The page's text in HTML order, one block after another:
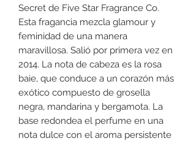
Secret de Five Star Fragrance Co.
Esta fragancia mezcla glamour y
feminidad de una manera
maravillosa. Salió por primera vez en
2014. La nota de cabeza es la rosa
baie, que conduce a un corazón más
exótico compuesto de grosella
negra, mandarina y bergamota. La
base redondea el perfume en una
nota dulce con el aroma persistente